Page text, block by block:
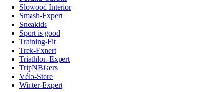
Slowood Interior
Smash-Expert
Sneakids
Sport is good
Training-Fit
Trek-Expert
Triathlon-Expert
TripNBikers
Vélo-Store
Winter-Expert